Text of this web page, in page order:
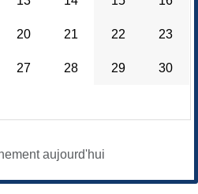
20 21 22 23
27 28 29 30
aujourd'hui